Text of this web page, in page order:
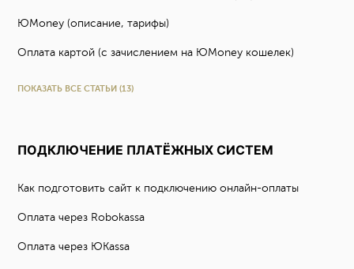
ЮMoney (описание, тарифы)
Оплата картой (с зачислением на ЮMoney кошелек)
ПОКАЗАТЬ ВСЕ СТАТЬИ (13)
ПОДКЛЮЧЕНИЕ ПЛАТЁЖНЫХ СИСТЕМ
Как подготовить сайт к подключению онлайн-оплаты
Оплата через Robokassa
Оплата через ЮKassa